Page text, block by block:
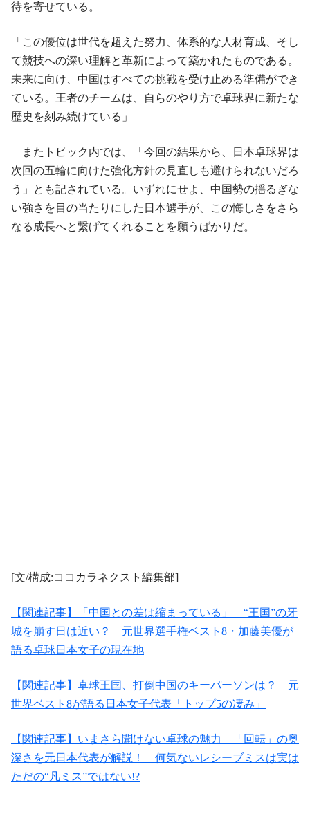
待を寄せている。
「この優位は世代を超えた努力、体系的な人材育成、そし
て競技への深い理解と革新によって築かれたものである。
未来に向け、中国はすべての挑戦を受け止める準備ができ
ている。王者のチームは、自らのやり方で卓球界に新たな
歴史を刻み続けている」
またトピック内では、「今回の結果から、日本卓球界は
次回の五輪に向けた強化方針の見直しも避けられないだろ
う」とも記されている。いずれにせよ、中国勢の揺るぎな
い強さを目の当たりにした日本選手が、この悔しさをさら
なる成長へと繋げてくれることを願うばかりだ。
[文/構成:ココカラネクスト編集部]
【関連記事】「中国との差は縮まっている」 “王国”の牙
城を崩す日は近い？ 元世界選手権ベスト8・加藤美優が
語る卓球日本女子の現在地
【関連記事】卓球王国、打倒中国のキーパーソンは？ 元
世界ベスト8が語る日本女子代表「トップ5の凄み」
【関連記事】いまさら聞けない卓球の魅力 「回転」の奥
深さを元日本代表が解説！ 何気ないレシーブミスは実は
ただの“凡ミス”ではない!?